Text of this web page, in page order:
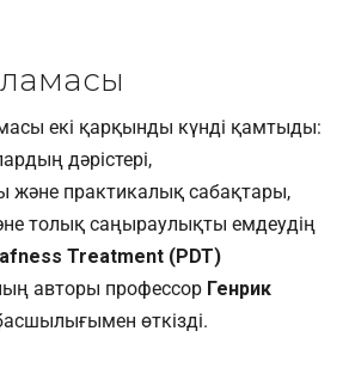
екі қарқынды күнді қамтыды:
дәрістері,
және практикалық сабақтары,
толық саңыраулықты емдеудің
Treatment (PDT)
авторы профессор Генрик
өткізді.